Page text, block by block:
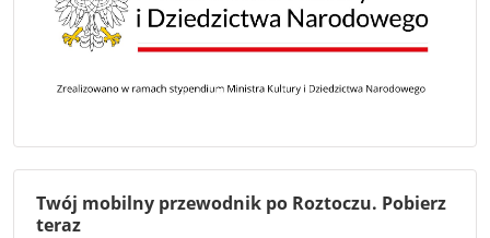
Twój mobilny przewodnik po Roztoczu. Pobierz
teraz